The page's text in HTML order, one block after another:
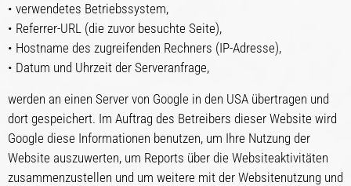
• verwendetes Betriebssystem,
• Referrer-URL (die zuvor besuchte Seite),
• Hostname des zugreifenden Rechners (IP-Adresse),
• Datum und Uhrzeit der Serveranfrage,
werden an einen Server von Google in den USA übertragen und
dort gespeichert. Im Auftrag des Betreibers dieser Website wird
Google diese Informationen benutzen, um Ihre Nutzung der
Website auszuwerten, um Reports über die Websiteaktivitäten
zusammenzustellen und um weitere mit der Websitenutzung und